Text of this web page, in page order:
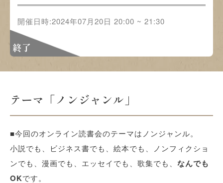
終了
開催日時:2024年07月20日 20:00 ~ 21:30
テーマ「ノンジャンル」
■今回のオンライン読書会のテーマはノンジャンル。
小説でも、ビジネス書でも、絵本でも、ノンフィクショ
ンでも、漫画でも、エッセイでも、歌集でも、 なんでも
OKです。